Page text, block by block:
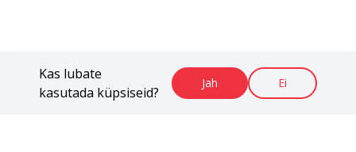
Kas lubate
kasutada küpsiseid?
Jah Ei